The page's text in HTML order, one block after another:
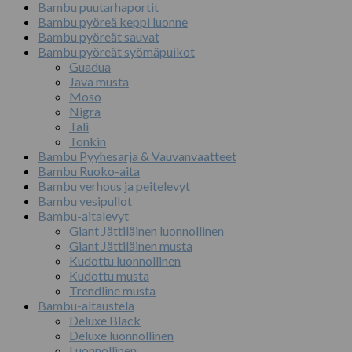
Bambu puutarhaportit
Bambu pyöreä keppi luonne
Bambu pyöreät sauvat
Bambu pyöreät syömäpuikot
Guadua
Java musta
Moso
Nigra
Tali
Tonkin
Bambu Pyyhesarja & Vauvanvaatteet
Bambu Ruoko-aita
Bambu verhous ja peitelevyt
Bambu vesipullot
Bambu-aitalevyt
Giant Jättiläinen luonnollinen
Giant Jättiläinen musta
Kudottu luonnollinen
Kudottu musta
Trendline musta
Bambu-aitaustela
Deluxe Black
Deluxe luonnollinen